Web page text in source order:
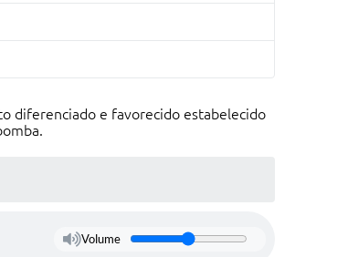
diferenciado e favorecido estabelecido
Volume